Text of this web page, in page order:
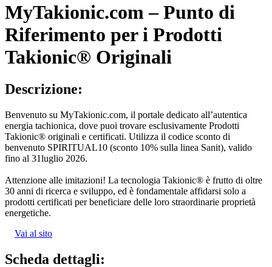
MyTakionic.com – Punto di
Riferimento per i Prodotti
Takionic® Originali
Descrizione:
Benvenuto su MyTakionic.com, il portale dedicato all’autentica
energia tachionica, dove puoi trovare esclusivamente Prodotti
Takionic® originali e certificati. Utilizza il codice sconto di
benvenuto SPIRITUAL10 (sconto 10% sulla linea Sanit), valido
fino al 31luglio 2026.
Attenzione alle imitazioni! La tecnologia Takionic® è frutto di oltre
30 anni di ricerca e sviluppo, ed è fondamentale affidarsi solo a
prodotti certificati per beneficiare delle loro straordinarie proprietà
energetiche.
Vai al sito
Scheda dettagli: